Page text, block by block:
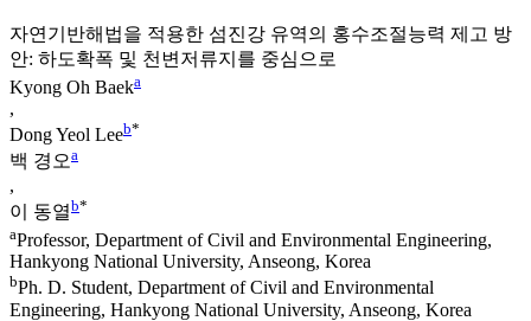
자연기반해법을 적용한 섬진강 유역의 홍수조절능력 제고 방
안: 하도확폭 및 천변저류지를 중심으로
Kyong Oh Baeka
,
Dong Yeol Leeb*
백 경오a
,
이 동열b*
aProfessor, Department of Civil and Environmental Engineering,
Hankyong National University, Anseong, Korea
bPh. D. Student, Department of Civil and Environmental
Engineering, Hankyong National University, Anseong, Korea